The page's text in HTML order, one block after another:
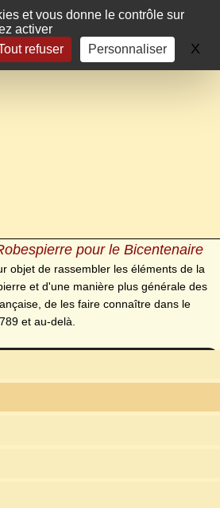
et vous donne le contrôle sur
activer
refuser Personnaliser X
pour le Bicentenaire
objet de rassembler les éléments de la
et d'une manière plus générale des
de les faire connaître dans le
et au-delà.